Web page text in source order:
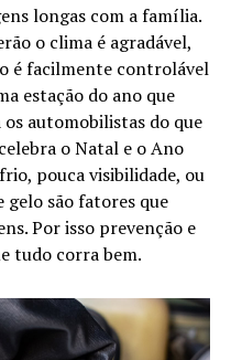
longas com a família.
o clima é agradável,
é facilmente controlável
estação do ano que
automobilistas do que
o Natal e o Ano
pouca visibilidade, ou
gelo são fatores que
Por isso prevenção e
tudo corra bem.